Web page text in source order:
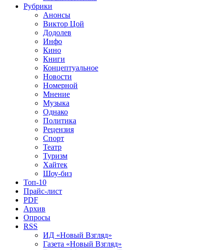
Рубрики
Анонсы
Виктор Цой
Додолев
Инфо
Кино
Книги
Концептуальное
Новости
Номерной
Мнение
Музыка
Однако
Политика
Рецензия
Спорт
Театр
Туризм
Хайтек
Шоу-биз
Топ-10
Прайс-лист
PDF
Архив
Опросы
RSS
ИД «Новый Взгляд»
Газета «Новый Взгляд»